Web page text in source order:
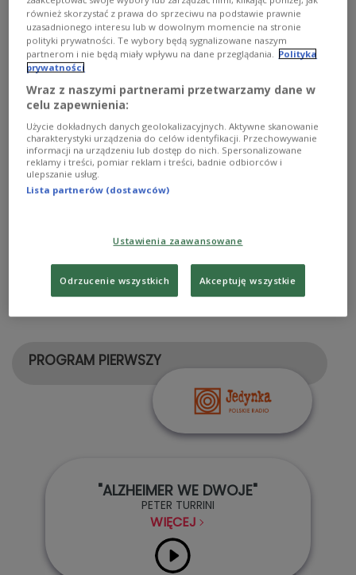
Joanna Szczepkowska i Adam Ferency.
PROGRAM PIERWSZY
"ALZHEIMER WE DWOJE"
PETER TURRINI
WIĘCEJ
również skorzystać z prawa do sprzeciwu na podstawie prawnie
uzasadnionego interesu lub w dowolnym momencie na stronie
polityki prywatności. Te wybory będą sygnalizowane naszym
partnerom i nie będą miały wpływu na dane przeglądania. Polityka
prywatności
Wraz z naszymi partnerami przetwarzamy dane w
celu zapewnienia:
Użycie dokładnych danych geolokalizacyjnych. Aktywne skanowanie
charakterystyki urządzenia do celów identyfikacji. Przechowywanie
informacji na urządzeniu lub dostęp do nich. Spersonalizowane
reklamy i treści, pomiar reklam i treści, badnie odbiorców i
ulepszanie usług.
Lista partnerów (dostawców)
Ustawienia zaawansowane
Odrzucenie wszystkich Akceptuję wszystkie